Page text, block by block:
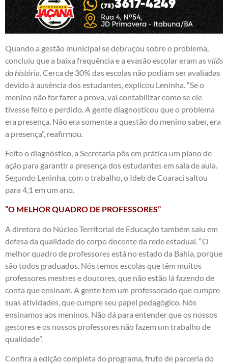
Quando a gestão municipal se debruçou sobre o problema,
concluiu que a baixa frequência e a evasão escolar eram asvilãs
da história . Cerca de 30% das escolas não podiam ser avaliadas
devido à ausência dos estudantes, explicou Leninha. “Se o
menino não for fazer a prova, vai contabilizar como se ele
tivesse feito e perdido. A gente diagnosticou que o problema
era presença. Não era somente a questão do menino saber, era
a presença”, reafirmou.
Feito o diagnóstico, a Secretaria pôs em prática um plano de
ação para garantir a presença dos estudantes em sala de aula.
Segundo Leninha, com o trabalho, o Ideb de Coaraci saltou
para 4,1 em um ano.
“O MELHOR QUADRO DE PROFESSORES”
A diretora do Núcleo Territorial de Educação também saiu em
defesa da qualidade do corpo docente da rede estadual. “O
melhor quadro de professores está no estado da Bahia, porque
são todos graduados. Nós temos escolas que têm muitos
professores mestres e doutores, que não estão lá fazendo de
conta que ensinam. A gente tem um professorado que cumpre
suas atividades, que cumpre seu papel pedagógico. Nós
ensinamos aos meninos. Não dá para entender que os nossos
gestores e os nossos professores não fazem um trabalho de
qualidade”.
Confira a edição completa do programa, fruto de parceria do